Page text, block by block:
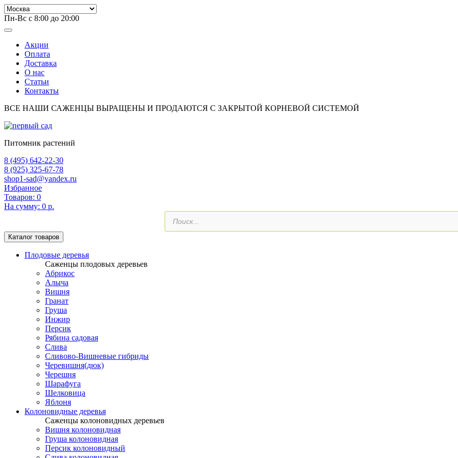
Пн-Вс с 8:00 до 20:00
Акции
Оплата
Доставка
О нас
Статьи
Контакты
ВСЕ НАШИ САЖЕНЦЫ ВЫРАЩЕНЫ И ПРОДАЮТСЯ С ЗАКРЫТОЙ КОРНЕВОЙ СИСТЕМОЙ
Питомник растений
8 (495) 642-22-30
8 (925) 325-67-78
shop1-sad@yandex.ru
Избранное
Товаров: 0
На сумму: 0 р.
Поиск
товаров
Каталог товаров
Плодовые деревья
Саженцы плодовых деревьев
Абрикос
Алыча
Вишня
Гранат
Груша
Инжир
Персик
Рябина садовая
Слива
Сливово-Вишневые гибриды
Черевишня(дюк)
Черешня
Шарафуга
Шелковица
Яблоня
Колоновидные деревья
Саженцы колоновидных деревьев
Вишня колоновидная
Груша колоновидная
Персик колоновидный